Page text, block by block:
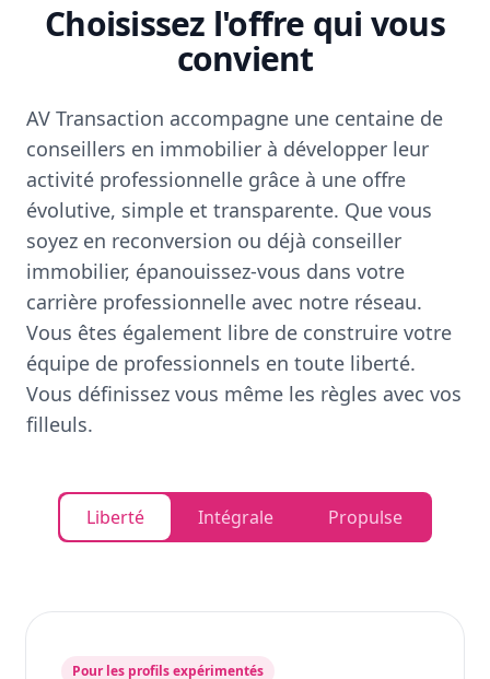
Choisissez l'offre qui vous
convient
AV Transaction accompagne une centaine de
conseillers en immobilier à développer leur
activité professionnelle grâce à une offre
évolutive, simple et transparente. Que vous
soyez en reconversion ou déjà conseiller
immobilier, épanouissez-vous dans votre
carrière professionnelle avec notre réseau.
Vous êtes également libre de construire votre
équipe de professionnels en toute liberté.
Vous définissez vous même les règles avec vos
filleuls.
Liberté Intégrale Propulse
Pour les profils expérimentés